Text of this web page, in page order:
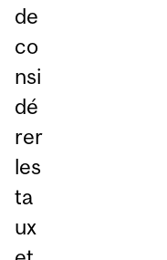
de
co
nsi
dé
rer
les
ta
ux